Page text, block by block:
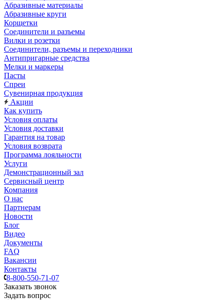
Абразивные материалы
Абразивные круги
Корщетки
Соединители и разъемы
Вилки и розетки
Соединители, разъемы и переходники
Антипригарные средства
Мелки и маркеры
Пасты
Спреи
Сувенирная продукция
Акции
Как купить
Условия оплаты
Условия доставки
Гарантия на товар
Условия возврата
Программа лояльности
Услуги
Демонстрационный зал
Сервисный центр
Компания
О нас
Партнерам
Новости
Блог
Видео
Документы
FAQ
Вакансии
Контакты
8-800-550-71-07
Заказать звонок
Задать вопрос